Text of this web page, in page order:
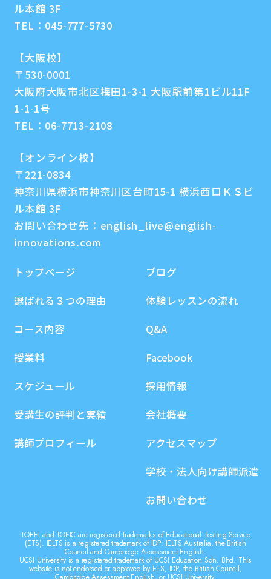
ル本館 3F
TEL： 045-777-5730
【大阪校】
〒530-0001
大阪府大阪市北区梅田1-3-1 大阪駅前第1ビル11F
1-1-1号
TEL： 06-7713-2108
【オンライン校】
〒221-0834
神奈川県横浜市神奈川区台町15-1 横浜西口ＫＳビ
ル本館 3F
お問い合わせ先： english_live@english-
innovations.com
トップページ
選ばれる３つの理由
コース内容
授業料
スケジュール
受講生の評判と実績
講師プロフィール
ブログ
体験レッスンの流れ
Q&A
Facebook
採用情報
会社概要
アクセスマップ
学校・法人向け講師派遣
お問い合わせ
TOEFL and TOEIC are registered trademarks of Educational Testing Service
(ETS). IELTS is a registered trademark of IDP: IELTS Australia, the British
Council and Cambridge Assessment English.
UCSI University is a registered trademark of UCSI Education Sdn. Bhd. This
website is not endorsed or approved by ETS, IDP, the British Council,